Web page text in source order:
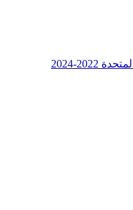
2024